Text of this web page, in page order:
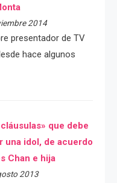
2014
presentador de TV
hace algunos
que debe
una idol, de acuerdo
Chan e hija
2013